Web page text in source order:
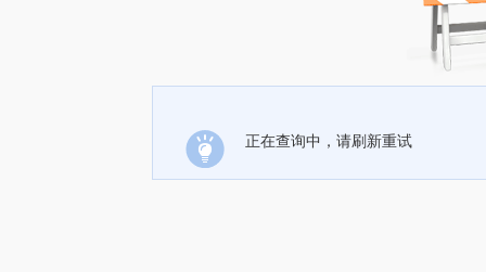
正在查询中，请刷新重试